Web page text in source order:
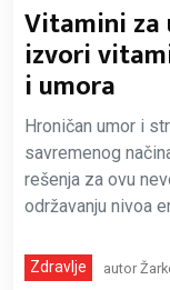
Vitamini za
izvori
i umora
Hroničan umor i
savremenog
rešenja za ovu
održavanju nivoa
Zdravlje autor